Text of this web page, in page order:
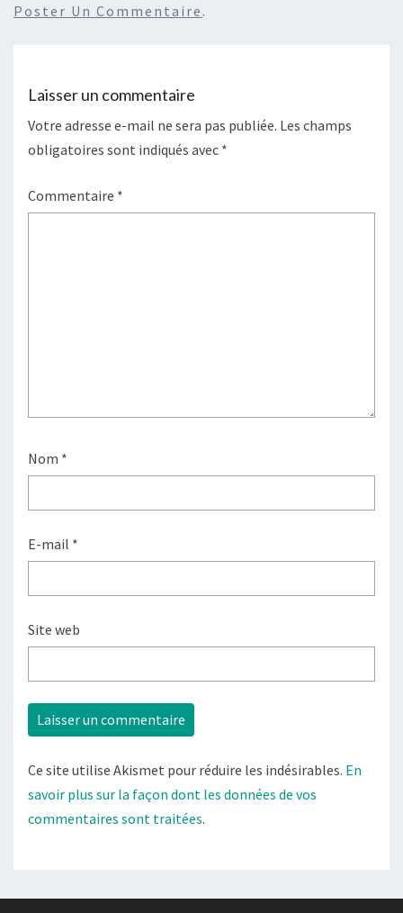
Poster Un Commentaire .
Laisser un commentaire
Votre adresse e-mail ne sera pas publiée. Les champs
obligatoires sont indiqués avec *
Commentaire *
Nom *
E-mail *
Site web
Ce site utilise Akismet pour réduire les indésirables. En
savoir plus sur la façon dont les données de vos
commentaires sont traitées.